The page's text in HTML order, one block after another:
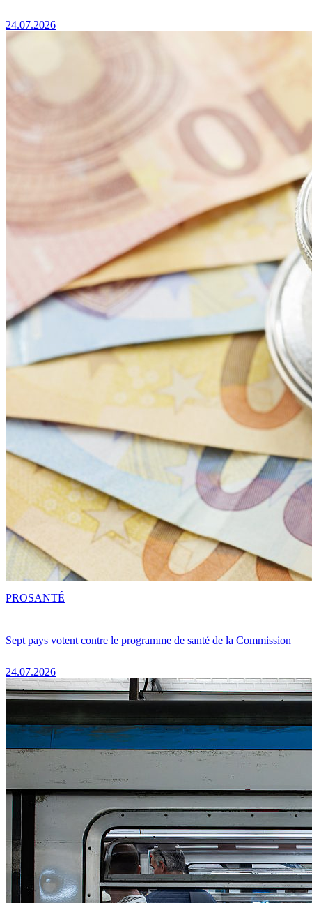
24.07.2026
Sept pays votent contre le programme de santé de la Commission
24.07.2026
PROSANTÉ